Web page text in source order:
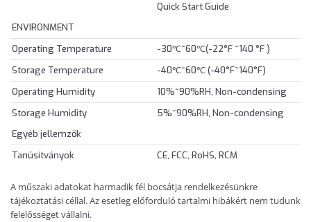
Quick Start Guide
ENVIRONMENT
Operating Temperature
-30℃~60℃(-22°F ~140 °F )
Storage Temperature
-40℃~60℃ (-40°F~140°F)
Operating Humidity
10%~90%RH, Non-condensing
Storage Humidity
5%~90%RH, Non-condensing
Egyéb jellemzők
Tanúsítványok
CE, FCC, RoHS, RCM
A műszaki adatokat harmadik fél bocsátja rendelkezésünkre
tájékoztatási céllal. Az esetleg előforduló tartalmi hibákért nem tudunk
felelősséget vállalni.